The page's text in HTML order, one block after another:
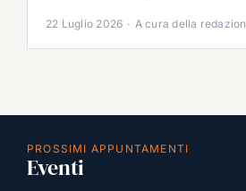
22 Luglio 2026 · A cura della
PROSSIMI APPUNTAMENTI
Eventi